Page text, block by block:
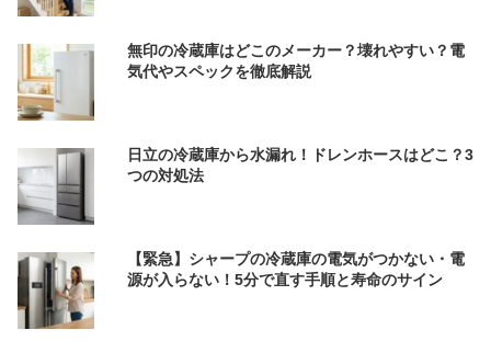
無印の冷蔵庫はどこのメーカー？壊れやすい？電
気代やスペックを徹底解説
日立の冷蔵庫から水漏れ！ドレンホースはどこ？3
つの対処法
【緊急】シャープの冷蔵庫の電気がつかない・電
源が入らない！5分で直す手順と寿命のサイン